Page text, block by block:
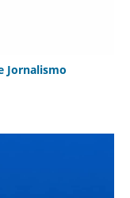
Jornalismo